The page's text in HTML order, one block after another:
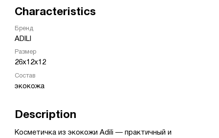
Characteristics
Бренд
ADILI
Размер
26х12х12
Состав
экокожа
Description
Косметичка из экокожи Adili — практичный и